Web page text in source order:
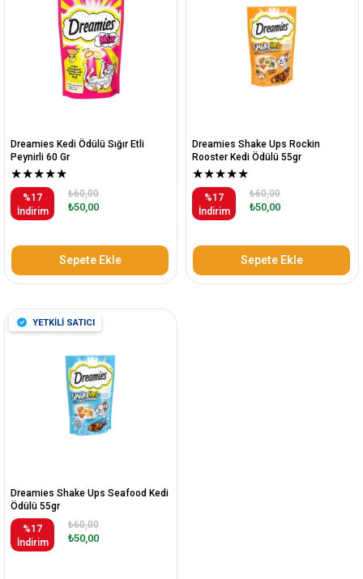
Dreamies Kedi Ödülü Sığır Etli
Peynirli 60 Gr
★★★★★
%17
İndirim
₺50,00
₺60,00
Sepete Ekle
Dreamies Shake Ups Rockin
Rooster Kedi Ödülü 55gr
★★★★★
%17
İndirim
₺50,00
₺60,00
Sepete Ekle
Dreamies Shake Ups Seafood Kedi
Ödülü 55gr
%17
İndirim
₺50,00
₺60,00
YETKİLİ SATICI